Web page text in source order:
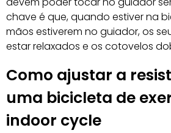
chave é que, quando estiver na
mãos estiverem no guiador, os
estar relaxados e os cotovelos
Como ajustar a
uma bicicleta de
indoor cycle